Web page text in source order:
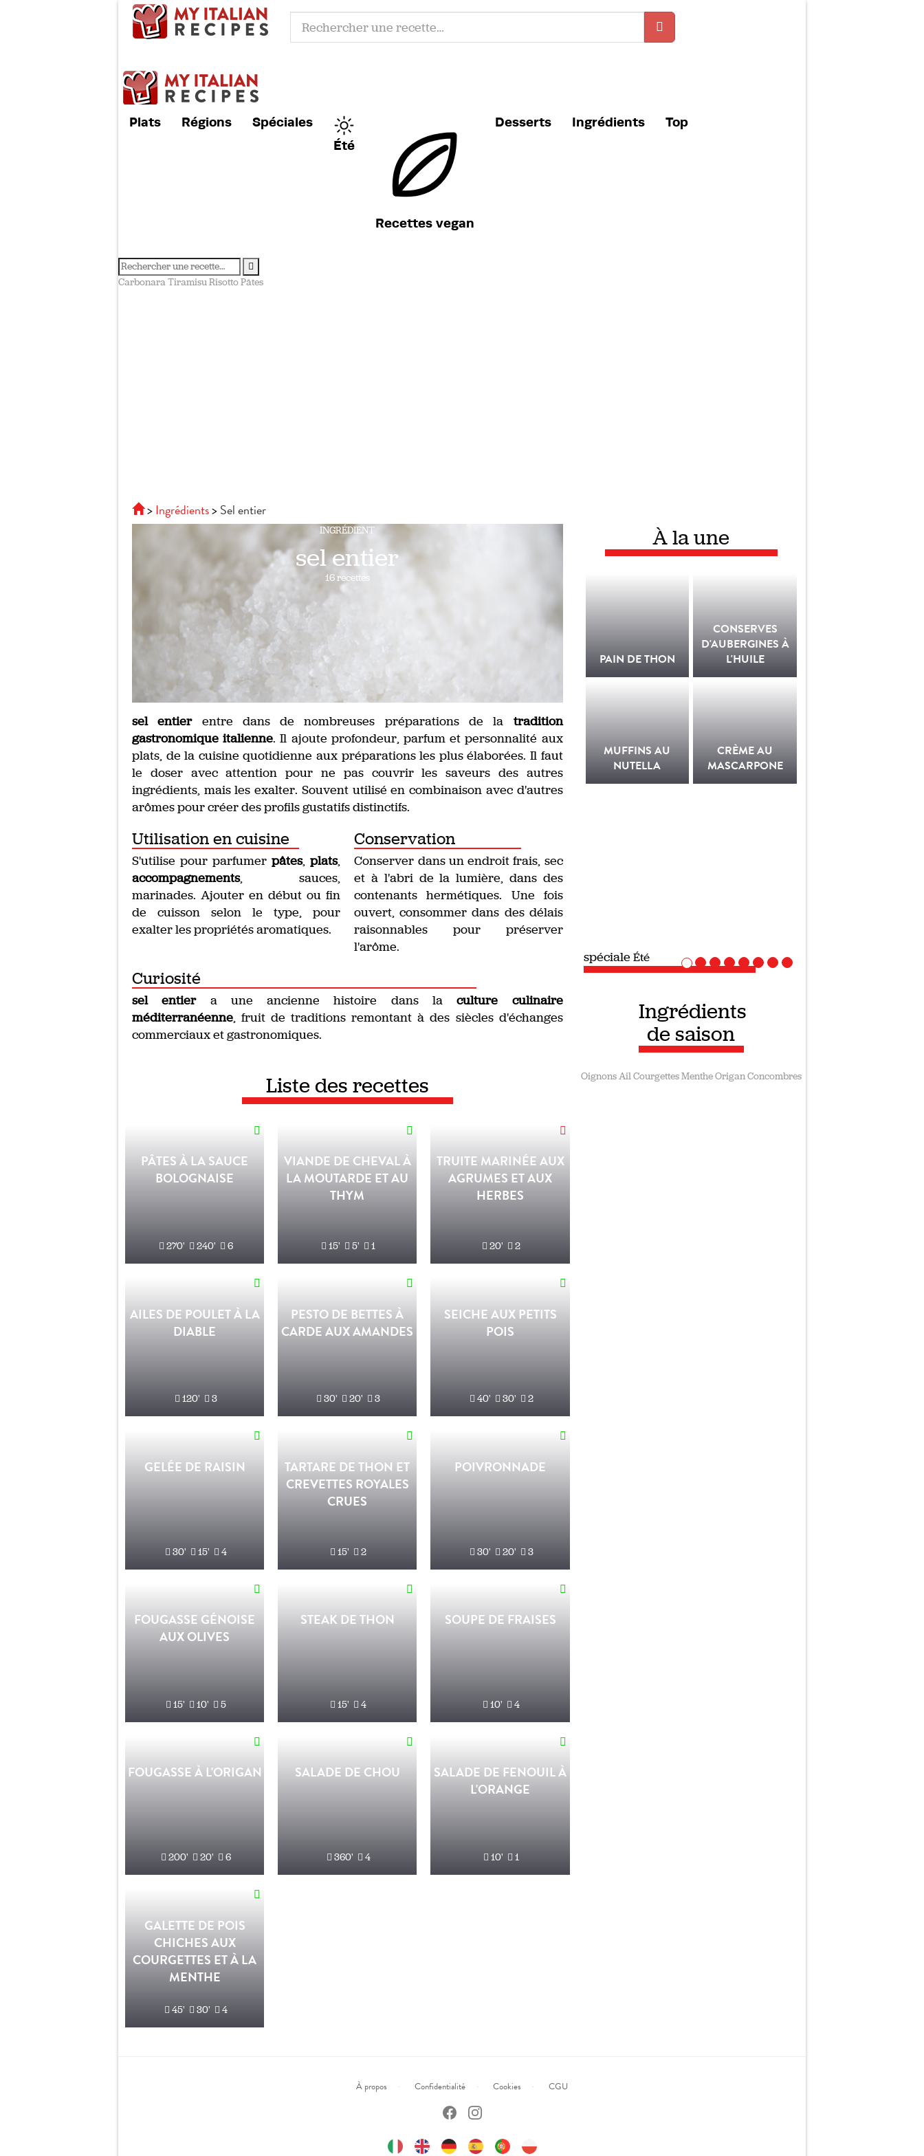
Plats Régions
Spéciales
Été
Recettes vegan
Desserts Ingrédients Top
CarbonaraTiramisuRisottoPâtes
Ingrédients Sel entier
INGRÉDIENT
sel entier
16 recettes
sel entierentre dans de nombreuses préparations de la tradition
gastronomique italienne. Il ajoute profondeur, parfum et personnalité aux
plats, de la cuisine quotidienne aux préparations les plus élaborées. Il faut
le doser avec attention pour ne pas couvrir les saveurs des autres
ingrédients, mais les exalter. Souvent utilisé en combinaison avec d'autres
arômes pour créer des profils gustatifs distinctifs.
Utilisation en cuisine
S'utilise pour parfumerpâtes,plats,
accompagnements, sauces,
marinades. Ajouter en début ou fin
de cuisson selon le type, pour
exalter les propriétés aromatiques.
Conservation
Conserver dans un endroit frais, sec
et à l'abri de la lumière, dans des
contenants hermétiques. Une fois
ouvert, consommer dans des délais
raisonnables pour préserver
l'arôme.
Curiosité
sel entiera une ancienne histoire dans laculture culinaire
méditerranéenne, fruit de traditions remontant à des siècles d'échanges
commerciaux et gastronomiques.
Liste des recettes
PÂTES À LA SAUCE
BOLOGNAISE
270' 240' 6
VIANDE DE CHEVAL À
LA MOUTARDE ET AU
THYM
15' 5' 1
TRUITE MARINÉE AUX
AGRUMES ET AUX
HERBES
20' 2
AILES DE POULET À LA
DIABLE
120' 3
PESTO DE BETTES À
CARDE AUX AMANDES
30' 20' 3
SEICHE AUX PETITS
POIS
40' 30' 2
GELÉE DE RAISIN
30' 15' 4
TARTARE DE THON ET
CREVETTES ROYALES
CRUES
15' 2
POIVRONNADE
30' 20' 3
FOUGASSE GÉNOISE
AUX OLIVES
15' 10' 5
STEAK DE THON
15' 4
SOUPE DE FRAISES
10' 4
FOUGASSE À L'ORIGAN
200' 20' 6
SALADE DE CHOU
360' 4
SALADE DE FENOUIL À
L'ORANGE
10' 1
GALETTE DE POIS
CHICHES AUX
COURGETTES ET À LA
MENTHE
45' 30' 4
À la une
PAIN DE THON
CONSERVES
D'AUBERGINES À
L'HUILE
MUFFINS AU
NUTELLA
CRÈME AU
MASCARPONE
Été spécialeRecettes vegan
Ingrédients
de saison
OignonsAilCourgettesMentheOriganConcombres
À propos Confidentialité Cookies CGU